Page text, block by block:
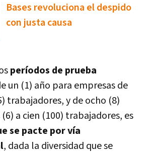
Bases revoluciona el despido
con justa causa
períodos de prueba
un (1) año para empresas de
trabajadores, y de ocho (8)
(6) a cien (100) trabajadores, es
se pacte por vía
, dada la diversidad que se